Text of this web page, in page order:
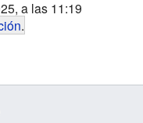
a las 11:19
.